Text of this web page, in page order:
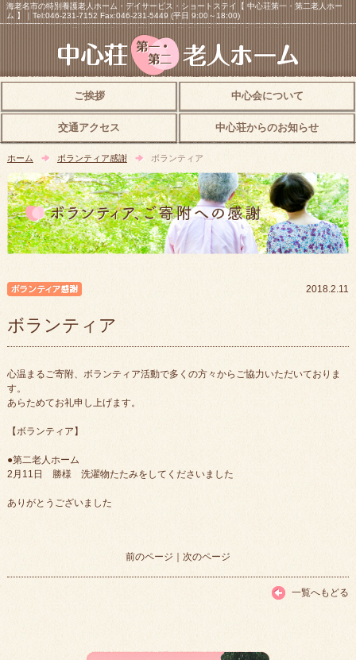
海老名市の特別養護老人ホーム・デイサービス・ショートステイ【 中心荘第一・第二老人ホー
ム 】｜Tel:046-231-7152 Fax:046-231-5449 (平日 9:00～18:00)
ご挨拶 中心会について
交通アクセス 中心荘からのお知らせ
ホーム ボランティア感謝 ボランティア
2018.2.11
ボランティア
心温まるご寄附、ボランティア活動で多くの方々からご協力いただいておりま
す。
あらためてお礼申し上げます。
【ボランティア】
●第二老人ホーム
2月11日 勝様 洗濯物たたみをしてくださいました
ありがとうございました
前のページ ｜ 次のページ
一覧へもどる